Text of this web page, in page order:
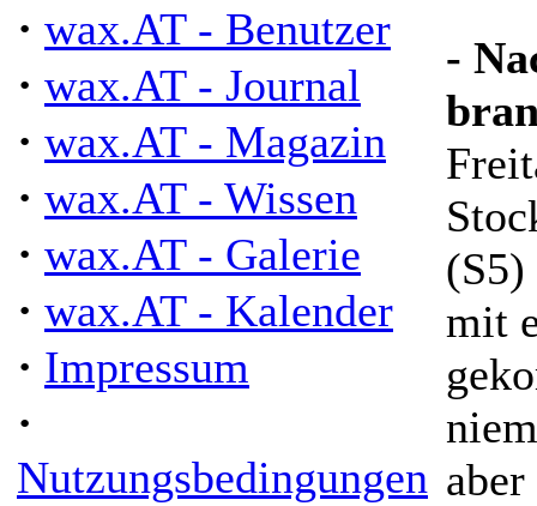
· wax.AT - Benutzer
· wax.AT - Journal
· wax.AT - Magazin
· wax.AT - Wissen
· wax.AT - Galerie
· wax.AT - Kalender
· Impressum
·
Nutzungsbedingungen
-
(S5)
mit